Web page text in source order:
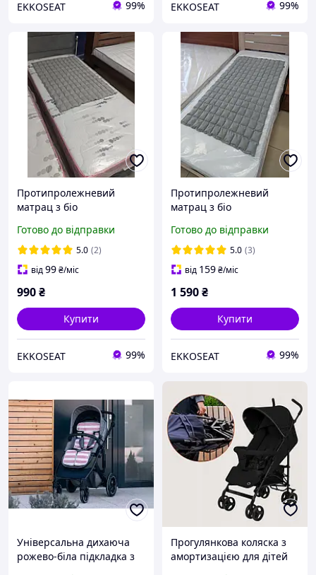
EKKOSEAT 99% EKKOSEAT 99%
Протипролежневий
матрац з біо
100 x 75 см. Можливість
прання разом з
наповнювачем !!!
Готово до відправки
5.0 (2)
від99₴/міс
990₴
Купити
EKKOSEAT 99%
Протипролежневий
матрац з біо
150 на 80 см. Можливість
прання разом з
наповнювачем !!!
Готово до відправки
5.0 (3)
від 159₴/міс
1 590₴
Купити
EKKOSEAT 99%
Універсальна дихаюча
рожево-біла підкладка з
Прогулянкова коляска з
амортизацією для дітей